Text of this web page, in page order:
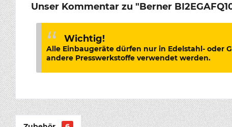
Unser Kommentar zu "Berner
Wichtig!
Alle Einbaugeräte dürfen nur in Edelstahl- oder
andere Presswerkstoffe verwendet werden.